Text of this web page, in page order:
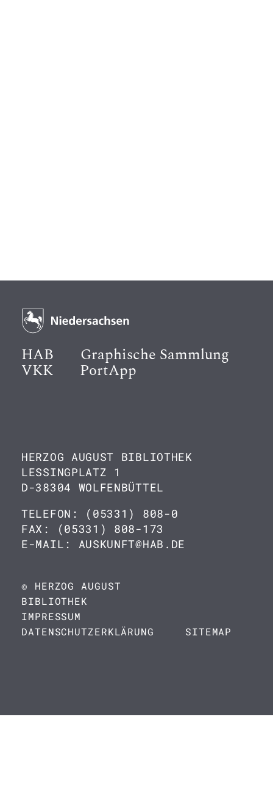
HAB Graphische Sammlung
VKK PortApp
HERZOG AUGUST BIBLIOTHEK
LESSINGPLATZ 1
D-38304 WOLFENBÜTTEL
TELEFON: (05331) 808-0
FAX: (05331) 808-173
E-MAIL: AUSKUNFT@HAB.DE
© HERZOG AUGUST
BIBLIOTHEK
IMPRESSUM
DATENSCHUTZERKLÄRUNG
SITEMAP